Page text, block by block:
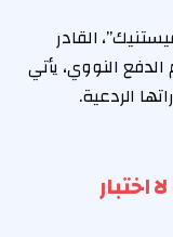
القادر
النووي، يأتي
الردعية.
اختبار